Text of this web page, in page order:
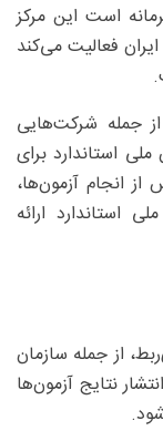
است این مرکز
فعالیت می‌کند
جمله شرکت‌هایی
استاندارد برای
انجام آزمون‌ها،
استاندارد ارائه
از جمله سازمان
نتایج آزمون‌ها